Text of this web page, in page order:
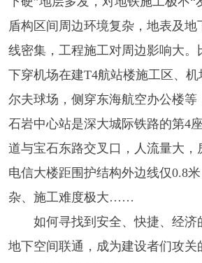
盾构区间周边环境复杂，地表及地
线密集，工程施工对周边影响大。
下穿机场在建T4航站楼施工区、
尔夫球场，侧穿东海航空办公楼等
石岩中心站是深大城际铁路的第4
道与宝石东路交叉口，人流量大，
电信大楼距围护结构外边线仅0.8
杂、施工难度极大……
如何寻找到安全、快捷、经济
地下空间联通，成为建设者们攻关